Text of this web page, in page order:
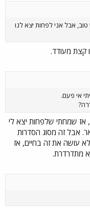
אבל אני לפחות יצא לנו
קצת מעודד.
אי פעם.
שמחתי שלפחות יצא לי
אבל זה מסוג הסדרות
עושה את זה בחיים, אז
מתדרדרת.